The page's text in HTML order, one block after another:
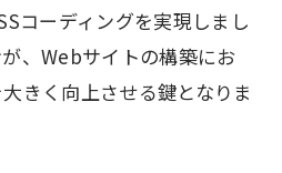
コーディングを実現しまし
、Webサイトの構築にお
きく向上させる鍵となりま